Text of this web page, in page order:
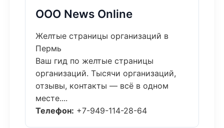
ООО News Online
Желтые страницы организаций в
Пермь
Ваш гид по желтые страницы
организаций. Тысячи организаций,
отзывы, контакты — всё в одном
месте....
Телефон: +7-949-114-28-64